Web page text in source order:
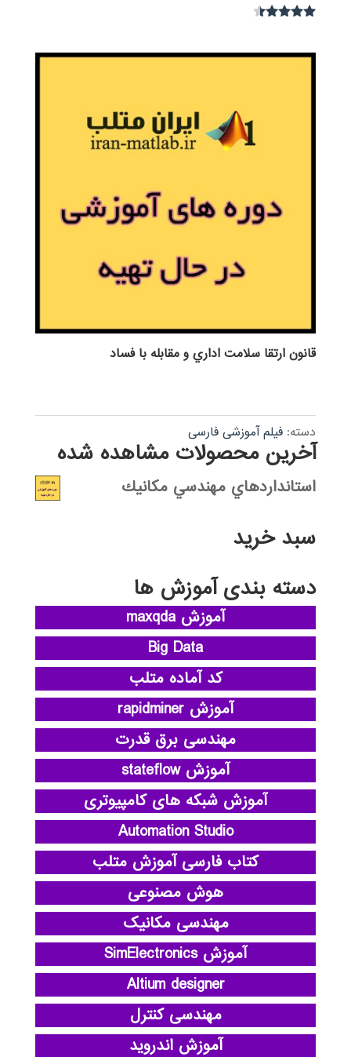
از 5
قانون ارتقا سلامت اداري و مقابله با فساد
دسته: فیلم آموزشی فارسی
آخرین محصولات مشاهده شده
استانداردهاي مهندسي مكانيك
سبد خرید
دسته بندی آموزش ها
آموزش maxqda
Big Data
کد آماده متلب
آموزش rapidminer
مهندسی برق قدرت
آموزش stateflow
آموزش شبکه های کامپیوتری
Automation Studio
کتاب فارسی آموزش متلب
هوش مصنوعی
مهندسی مکانیک
آموزش SimElectronics
Altium designer
مهندسی کنترل
آموزش اندروید